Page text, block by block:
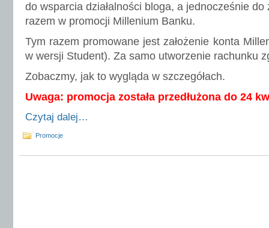
do wsparcia działalności bloga, a jednocześnie
razem w promocji Millenium Banku.
Tym razem promowane jest założenie konta
w wersji Student). Za samo utworzenie rachunku
Zobaczmy, jak to wygląda w szczegółach.
Uwaga: promocja została przedłużona do 24
Czytaj dalej…
Promocje